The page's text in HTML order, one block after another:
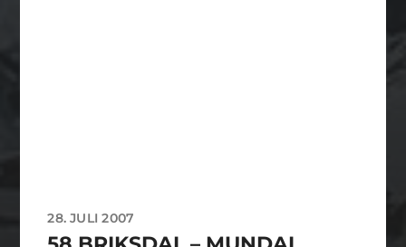
28. JULI 2007